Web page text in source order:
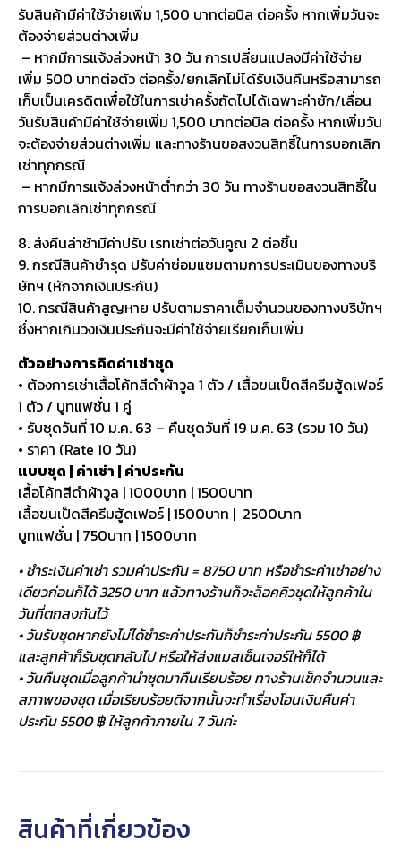
รับสินค้ามีค่าใช้จ่ายเพิ่ม 1,500 บาทต่อบิล ต่อครั้ง หากเพิ่มวันจะ
ต้องจ่ายส่วนต่างเพิ่ม
– หากมีการแจ้งล่วงหน้า 30 วัน การเปลี่ยนแปลงมีค่าใช้จ่าย
เพิ่ม 500 บาทต่อตัว ต่อครั้ง/ยกเลิกไม่ได้รับเงินคืนหรือสามารถ
เก็บเป็นเครดิตเพื่อใช้ในการเช่าครั้งถัดไปได้เฉพาะค่าซัก/เลื่อน
วันรับสินค้ามีค่าใช้จ่ายเพิ่ม 1,500 บาทต่อบิล ต่อครั้ง หากเพิ่มวัน
จะต้องจ่ายส่วนต่างเพิ่ม และทางร้านขอสงวนสิทธิ์ในการบอกเลิก
เช่าทุกกรณี
– หากมีการแจ้งล่วงหน้าต่ำกว่า 30 วัน ทางร้านขอสงวนสิทธิ์ใน
การบอกเลิกเช่าทุกกรณี
8. ส่งคืนล่าช้ามีค่าปรับ เรทเช่าต่อวันคูณ 2 ต่อชิ้น
9. กรณีสินค้าชำรุด ปรับค่าซ่อมแซมตามการประเมินของทางบริ
ษัทฯ (หักจากเงินประกัน)
10. กรณีสินค้าสูญหาย ปรับตามราคาเต็มจำนวนของทางบริษัทฯ
ซึ่งหากเกินวงเงินประกันจะมีค่าใช้จ่ายเรียกเก็บเพิ่ม
ตัวอย่างการคิดค่าเช่าชุด
• ต้องการเช่าเสื้อโค้ทสีดำผ้าวูล 1 ตัว / เสื้อขนเป็ดสีครีมฮู้ดเฟอร์
1 ตัว / บูทแฟชั่น 1 คู่
• รับชุดวันที่ 10 ม.ค. 63 – คืนชุดวันที่ 19 ม.ค. 63 (รวม 10 วัน)
• ราคา (Rate 10 วัน)
แบบชุด | ค่าเช่า | ค่าประกัน
เสื้อโค้ทสีดำผ้าวูล | 1000บาท | 1500บาท
เสื้อขนเป็ดสีครีมฮู้ดเฟอร์ | 1500บาท | 2500บาท
บูทแฟชั่น | 750บาท | 1500บาท
• ชำระเงินค่าเช่า รวมค่าประกัน = 8750 บาท หรือชำระค่าเช่าอย่าง
เดียวก่อนก็ได้ 3250 บาท แล้วทางร้านก็จะล็อคคิวชุดให้ลูกค้าใน
วันที่ตกลงกันไว้
• วันรับชุดหากยังไม่ได้ชำระค่าประกันก็ชำระค่าประกัน 5500 ฿
และลูกค้าก็รับชุดกลับไป หรือให้ส่งแมสเซ็นเจอร์ให้ก็ได้
• วันคืนชุดเมื่อลูกค้านำชุดมาคืนเรียบร้อย ทางร้านเช็คจำนวนและ
สภาพของชุด เมื่อเรียบร้อยดีจากนั้นจะทำเรื่องโอนเงินคืนค่า
ประกัน 5500 ฿ ให้ลูกค้าภายใน 7 วันค่ะ
สินค้าที่เกี่ยวข้อง